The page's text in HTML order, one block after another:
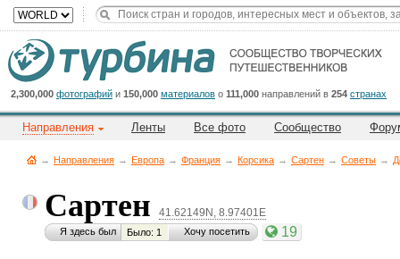
2,300,000 фотографий и 150,000 материалов о 111,000 направлений в 254 странах
Направления Ленты Все фото Сообщество
→ Направления → Европа → Франция → Корсика → Сартен → Советы →
Сартен 41.62149N, 8.97401E
Я здесь был Было: 1 Хочу посетить 19
Cейчас
на
сайте:
Title
Button